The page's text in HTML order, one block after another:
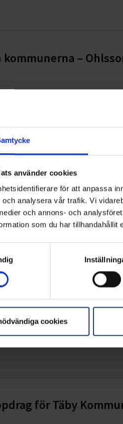
använder cookies
för att anpassa
analysera vår trafik. Vi
och annons- och
som du har
cookies
–
i Österåker
Hjärnfonden
i Hylte
som sydsveriges
för Täby